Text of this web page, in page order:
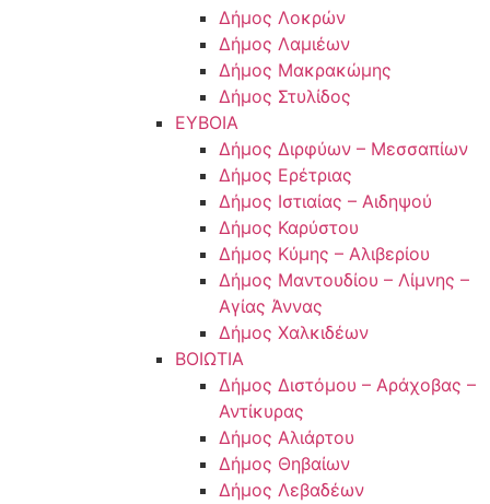
Δήμος Λοκρών
Δήμος Λαμιέων
Δήμος Μακρακώμης
Δήμος Στυλίδος
ΕΥΒΟΙΑ
Δήμος Διρφύων – Μεσσαπίων
Δήμος Ερέτριας
Δήμος Ιστιαίας – Αιδηψού
Δήμος Καρύστου
Δήμος Κύμης – Αλιβερίου
Δήμος Μαντουδίου – Λίμνης –
Αγίας Άννας
Δήμος Χαλκιδέων
ΒΟΙΩΤΙΑ
Δήμος Διστόμου – Αράχοβας –
Αντίκυρας
Δήμος Αλιάρτου
Δήμος Θηβαίων
Δήμος Λεβαδέων